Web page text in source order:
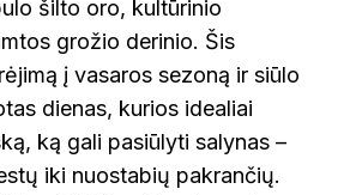
šilto oro, kultūrinio
grožio derinio. Šis
į vasaros sezoną ir siūlo
dienas, kurios idealiai
ką gali pasiūlyti salynas –
iki nuostabių pakrančių.